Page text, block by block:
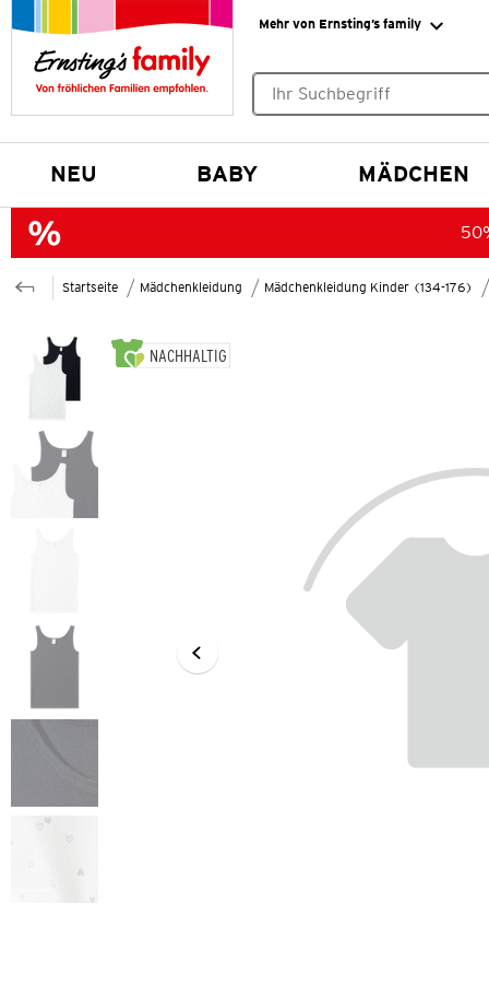
Mehr von Ernsting’s family
NEU BABY MÄDCHEN
Startseite Mädchenkleidung Mädchenkleidung Kinder (134-176)
NACHHALTIG